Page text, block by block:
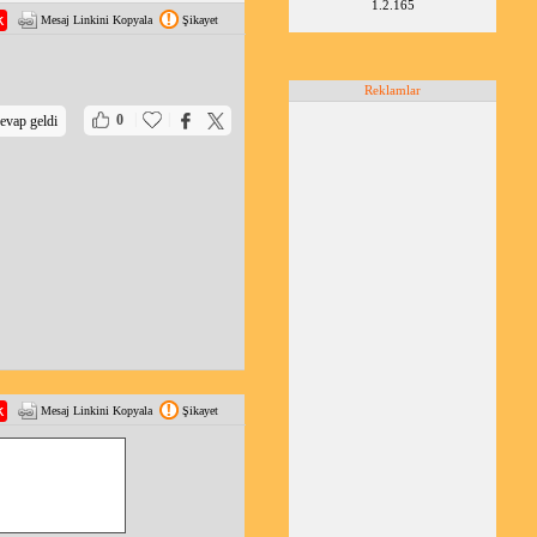
Mesaj Linkini Kopyala Şikayet
0
geldi
Mesaj Linkini Kopyala Şikayet
1.2.165
Reklamlar